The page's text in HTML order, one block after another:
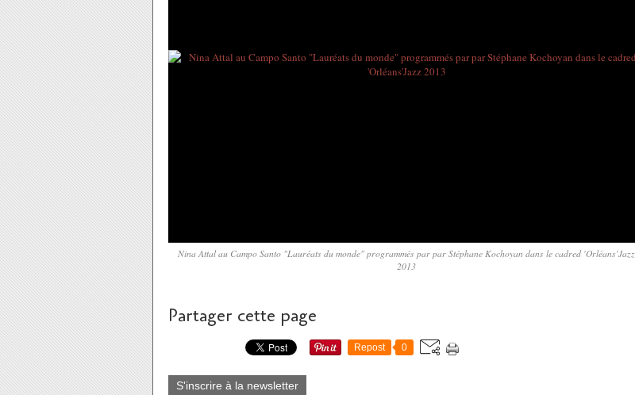
Nina Attal au Campo Santo "Lauréats du monde" programmés par par Stéphane Kochoyan dans le cadred 'Orléans'Jazz
2013
Partager cette page
Repost 0
S'inscrire à la newsletter